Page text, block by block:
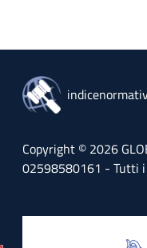
Copyright © 2026
02598580161 - Tutti